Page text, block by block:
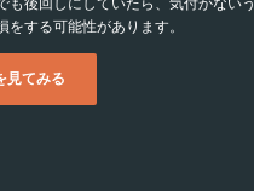
も後回しにしていたら、気付かないう
をする可能性があります。
見てみる